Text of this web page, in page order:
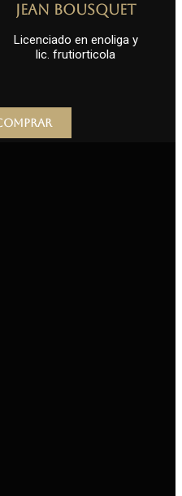
Jean Bousquet
Licenciado en enoliga y
lic. frutiorticola